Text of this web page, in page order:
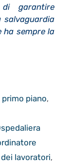
garantire
salvaguardia
ha sempre la
primo piano,
lavoratori,